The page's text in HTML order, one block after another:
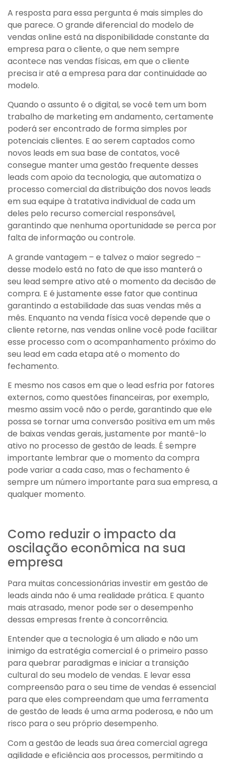
A resposta para essa pergunta é mais simples do
que parece. O grande diferencial do modelo de
vendas online está na disponibilidade constante da
empresa para o cliente, o que nem sempre
acontece nas vendas físicas, em que o cliente
precisa ir até a empresa para dar continuidade ao
modelo.
Quando o assunto é o digital, se você tem um bom
trabalho de marketing em andamento, certamente
poderá ser encontrado de forma simples por
potenciais clientes. E ao serem captados como
novos leads em sua base de contatos, você
consegue manter uma gestão frequente desses
leads com apoio da tecnologia, que automatiza o
processo comercial da distribuição dos novos leads
em sua equipe à tratativa individual de cada um
deles pelo recurso comercial responsável,
garantindo que nenhuma oportunidade se perca por
falta de informação ou controle.
A grande vantagem – e talvez o maior segredo –
desse modelo está no fato de que isso manterá o
seu lead sempre ativo até o momento da decisão de
compra. E é justamente esse fator que continua
garantindo a estabilidade das suas vendas mês a
mês. Enquanto na venda física você depende que o
cliente retorne, nas vendas online você pode facilitar
esse processo com o acompanhamento próximo do
seu lead em cada etapa até o momento do
fechamento.
E mesmo nos casos em que o lead esfria por fatores
externos, como questões financeiras, por exemplo,
mesmo assim você não o perde, garantindo que ele
possa se tornar uma conversão positiva em um mês
de baixas vendas gerais, justamente por mantê-lo
ativo no processo de gestão de leads. É sempre
importante lembrar que o momento da compra
pode variar a cada caso, mas o fechamento é
sempre um número importante para sua empresa, a
qualquer momento.
Como reduzir o impacto da
oscilação econômica na sua
empresa
Para muitas concessionárias investir em gestão de
leads ainda não é uma realidade prática. E quanto
mais atrasado, menor pode ser o desempenho
dessas empresas frente à concorrência.
Entender que a tecnologia é um aliado e não um
inimigo da estratégia comercial é o primeiro passo
para quebrar paradigmas e iniciar a transição
cultural do seu modelo de vendas. E levar essa
compreensão para o seu time de vendas é essencial
para que eles compreendam que uma ferramenta
de gestão de leads é uma arma poderosa, e não um
risco para o seu próprio desempenho.
Com a gestão de leads sua área comercial agrega
agilidade e eficiência aos processos, permitindo a